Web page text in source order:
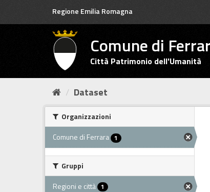
Regione Emilia Romagna
Comune di
Città Patrimonio dell'Umanità
Dataset
Organizzazioni
Comune di Ferrara 1
Gruppi
Regioni e città 1